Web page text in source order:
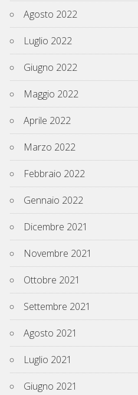
Agosto 2022
Luglio 2022
Giugno 2022
Maggio 2022
Aprile 2022
Marzo 2022
Febbraio 2022
Gennaio 2022
Dicembre 2021
Novembre 2021
Ottobre 2021
Settembre 2021
Agosto 2021
Luglio 2021
Giugno 2021